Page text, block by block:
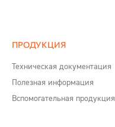
ПРОДУКЦИЯ
Техническая документация
Полезная информация
Вспомогательная продукция